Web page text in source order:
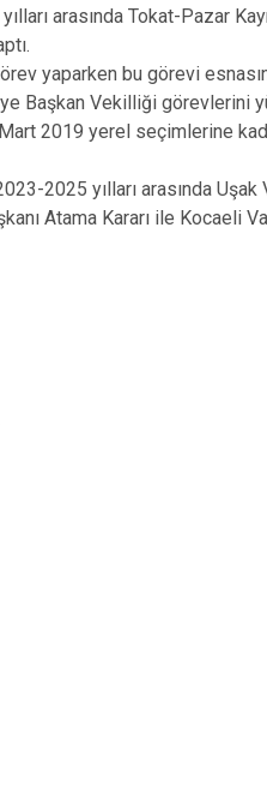
arasında Tokat-Pazar
yaparken bu görevi
Başkan Vekilliği görevlerini
Mart 2019 yerel seçimlerine
2025 yılları arasında Uşak
Atama Kararı ile Kocaeli